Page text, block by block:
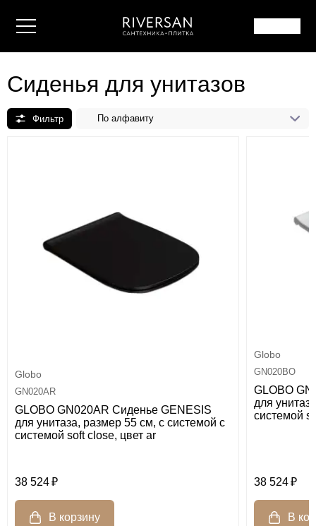
Сиденья для унитазов
По алфавиту
Globo
GN020AR
GLOBO GN020AR Сиденье GENESIS
для унитаза, размер 55 см, с системой с
системой soft close, цвет ar
38 524
Globo
GN020BO
GLOBO
для
системой
38 524